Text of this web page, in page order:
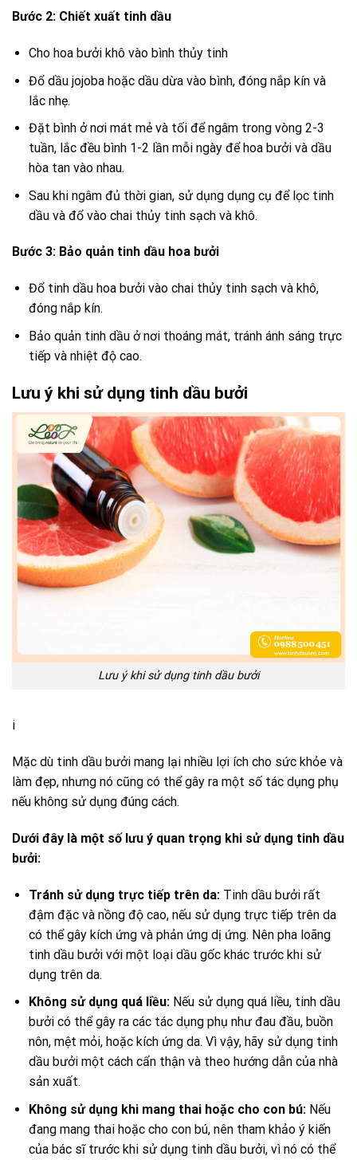
Bước 2: Chiết xuất tinh dầu
Cho hoa bưởi khô vào bình thủy tinh
Đổ dầu jojoba hoặc dầu dừa vào bình, đóng nắp kín và
lắc nhẹ.
Đặt bình ở nơi mát mẻ và tối để ngâm trong vòng 2-3
tuần, lắc đều bình 1-2 lần mỗi ngày để hoa bưởi và dầu
hòa tan vào nhau.
Sau khi ngâm đủ thời gian, sử dụng dụng cụ để lọc tinh
dầu và đổ vào chai thủy tinh sạch và khô.
Bước 3: Bảo quản tinh dầu hoa bưởi
Đổ tinh dầu hoa bưởi vào chai thủy tinh sạch và khô,
đóng nắp kín.
Bảo quản tinh dầu ở nơi thoáng mát, tránh ánh sáng trực
tiếp và nhiệt độ cao.
Lưu ý khi sử dụng tinh dầu bưởi
Lưu ý khi sử dụng tinh dầu bưởi
i
Mặc dù tinh dầu bưởi mang lại nhiều lợi ích cho sức khỏe và
làm đẹp, nhưng nó cũng có thể gây ra một số tác dụng phụ
nếu không sử dụng đúng cách.
Dưới đây là một số lưu ý quan trọng khi sử dụng tinh dầu
bưởi:
Tránh sử dụng trực tiếp trên da:Tinh dầu bưởi rất
đậm đặc và nồng độ cao, nếu sử dụng trực tiếp trên da
có thể gây kích ứng và phản ứng dị ứng. Nên pha loãng
tinh dầu bưởi với một loại dầu gốc khác trước khi sử
dụng trên da.
Không sử dụng quá liều:Nếu sử dụng quá liều, tinh dầu
bưởi có thể gây ra các tác dụng phụ như đau đầu, buồn
nôn, mệt mỏi, hoặc kích ứng da. Vì vậy, hãy sử dụng tinh
dầu bưởi một cách cẩn thận và theo hướng dẫn của nhà
sản xuất.
Không sử dụng khi mang thai hoặc cho con bú:Nếu
đang mang thai hoặc cho con bú, nên tham khảo ý kiến
của bác sĩ trước khi sử dụng tinh dầu bưởi, vì nó có thể